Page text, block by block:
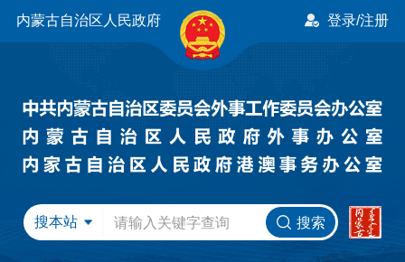
内蒙古自治区人民政府 登录/注册
搜本站 搜索